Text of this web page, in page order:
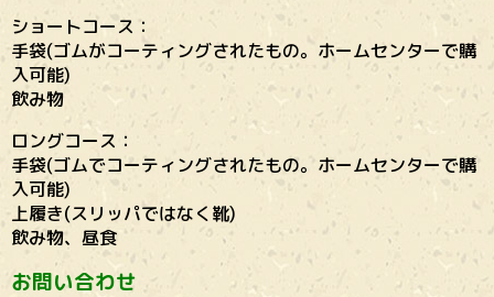
ショートコース：
手袋(ゴムがコーティングされたもの。ホームセンターで購
入可能)
飲み物
ロングコース：
手袋(ゴムでコーティングされたもの。ホームセンターで購
入可能)
上履き(スリッパではなく靴)
飲み物、昼食
お問い合わせ